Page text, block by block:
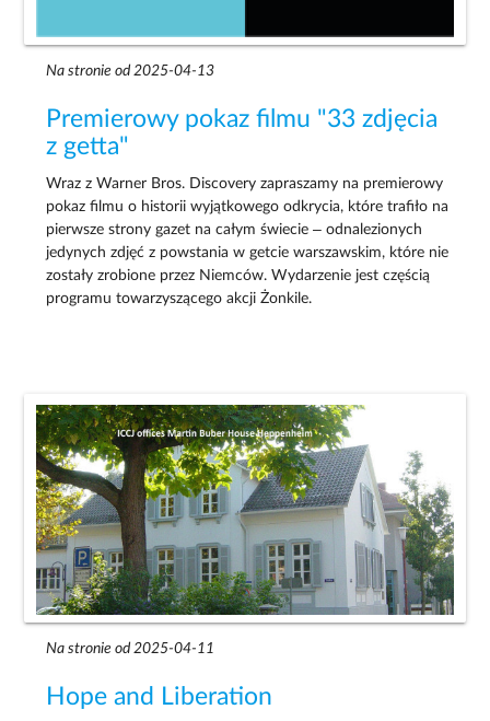
Na stronie od 2025-04-13
Premierowy pokaz filmu "33 zdjęcia
z getta"
Wraz z Warner Bros. Discovery zapraszamy na premierowy
pokaz filmu o historii wyjątkowego odkrycia, które trafiło na
pierwsze strony gazet na całym świecie – odnalezionych
jedynych zdjęć z powstania w getcie warszawskim, które nie
zostały zrobione przez Niemców. Wydarzenie jest częścią
programu towarzyszącego akcji Żonkile.
Na stronie od 2025-04-11
Hope and Liberation